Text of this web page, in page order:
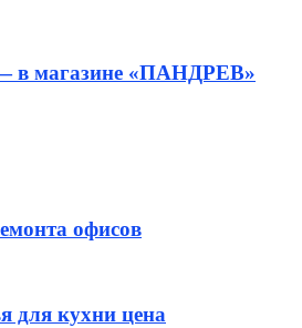
в магазине «ПАНДРЕВ»
офисов
для кухни цена